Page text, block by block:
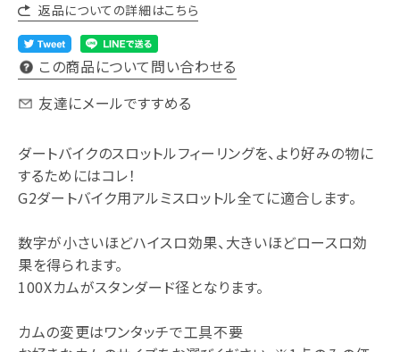
返品についての詳細はこちら
この商品について問い合わせる
友達にメールですすめる
ダートバイクのスロットルフィーリングを、より好みの物に
するためにはコレ！
G2ダートバイク用アルミスロットル全てに適合します。
数字が小さいほどハイスロ効果、大きいほどロースロ効
果を得られます。
100Xカムがスタンダード径となります。
カムの変更はワンタッチで工具不要